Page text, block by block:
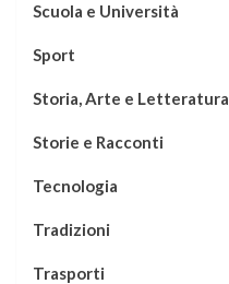
Scuola e Università
Sport
Storia, Arte e Letteratura
Storie e Racconti
Tecnologia
Tradizioni
Trasporti